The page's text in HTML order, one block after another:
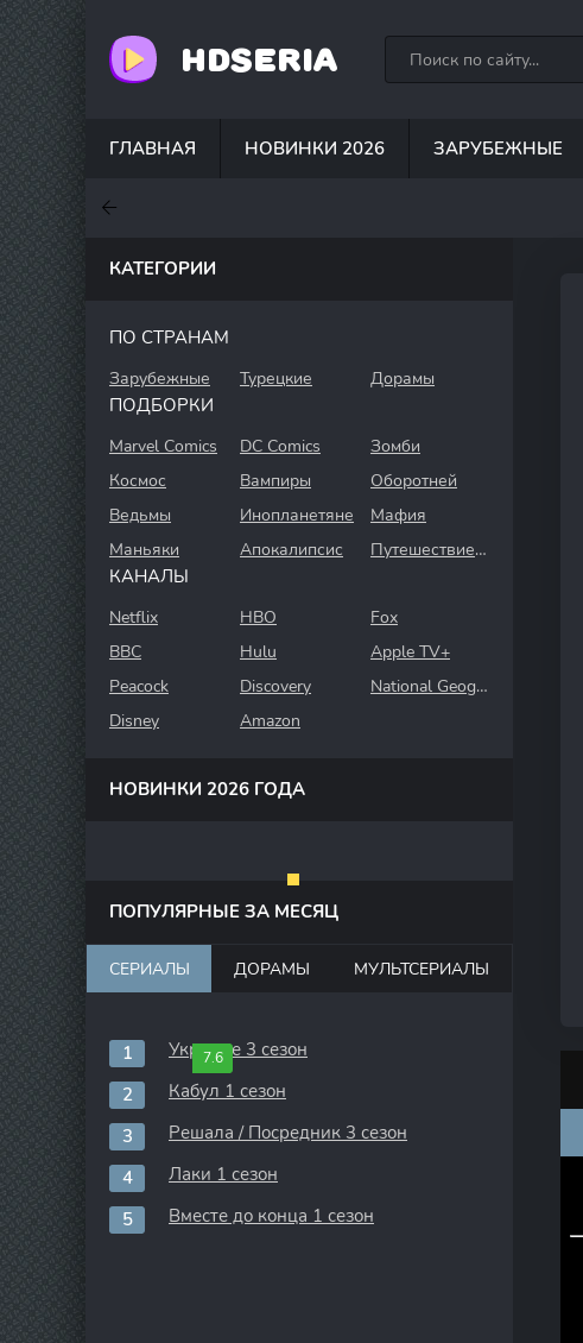
HDSERIA
ГЛАВНАЯ НОВИНКИ 2026 ЗАРУБЕЖНЫЕ
КАТЕГОРИИ
ПО СТРАНАМ
Зарубежные Турецкие Дорамы
ПОДБОРКИ
Marvel Comics DC Comics
Зомби
Космос
Вампиры
Оборотней
Ведьмы
Инопланетяне
Мафия
Маньяки
Апокалипсис Путешествие во времени
КАНАЛЫ
Netflix HBO
Fox
BBC
Hulu
Apple TV+
Peacock
Discovery
National Geographic
Disney
Amazon
НОВИНКИ 2026 ГОДА
ПОПУЛЯРНЫЕ ЗА МЕСЯЦ
СЕРИАЛЫ ДОРАМЫ МУЛЬТСЕРИАЛЫ
7.6
Укрытие 3 сезон
Кабул 1 сезон
Решала / Посредник 3 сезон
Лаки 1 сезон
Вместе до конца 1 сезон